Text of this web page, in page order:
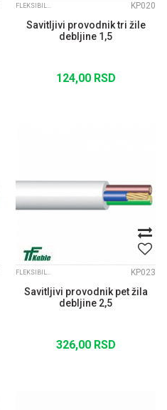
FLEKSIBILNI KABLOVI KP020
Savitljivi provodnik tri žile
debljine 1,5
124,00 RSD
FLEKSIBILNI KABLOVI KP023
Savitljivi provodnik pet žila
debljine 2,5
326,00 RSD